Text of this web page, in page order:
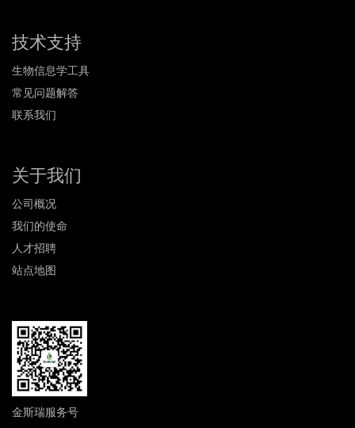
技术支持
生物信息学工具
常见问题解答
联系我们
关于我们
公司概况
我们的使命
人才招聘
站点地图
金斯瑞服务号